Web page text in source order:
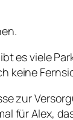
es viele
keine
zur
für Alex,